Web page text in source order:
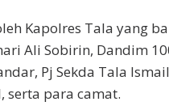
Kapolres Tala yang
Ali Sobirin, Dandim
Pj Sekda Tala
serta para camat.